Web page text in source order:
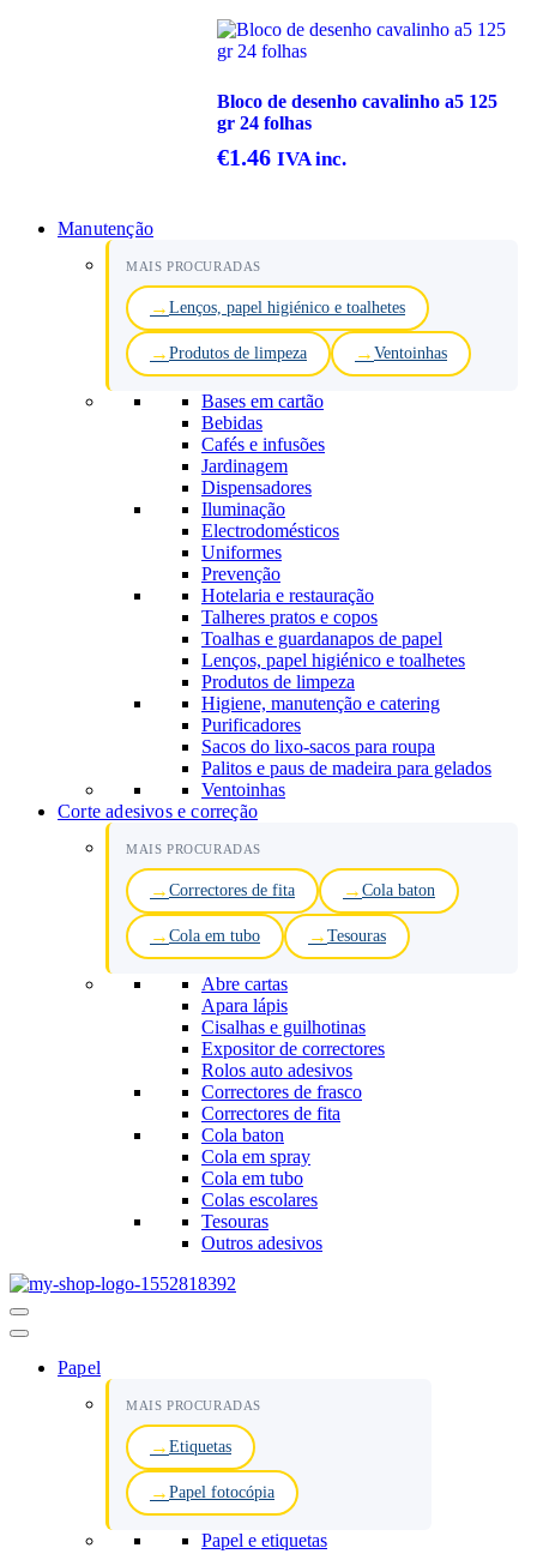
Bloco de desenho cavalinho a5 125
gr 24 folhas
€1.46 IVA inc.
Manutenção
MAIS PROCURADAS
Lenços, papel higiénico e toalhetes
Produtos de limpeza Ventoinhas
Bases em cartão
Bebidas
Cafés e infusões
Jardinagem
Dispensadores
Iluminação
Electrodomésticos
Uniformes
Prevenção
Hotelaria e restauração
Talheres pratos e copos
Toalhas e guardanapos de papel
Lenços, papel higiénico e toalhetes
Produtos de limpeza
Higiene, manutenção e catering
Purificadores
Sacos do lixo-sacos para roupa
Palitos e paus de madeira para gelados
Ventoinhas
Corte adesivos e correção
MAIS PROCURADAS
Correctores de fita Cola baton
Cola em tubo Tesouras
Abre cartas
Apara lápis
Cisalhas e guilhotinas
Expositor de correctores
Rolos auto adesivos
Correctores de frasco
Correctores de fita
Cola baton
Cola em spray
Cola em tubo
Colas escolares
Tesouras
Outros adesivos
Menu
de
Papel
MAIS PROCURADAS
Etiquetas
Papel fotocópia
Papel e etiquetas